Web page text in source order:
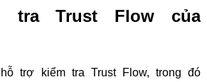
tra Trust Flow của
trợ kiểm tra Trust Flow, trong đó